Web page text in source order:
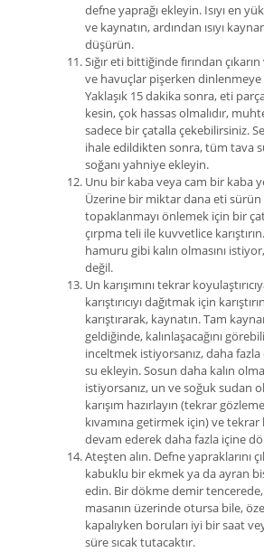
defne yaprağı ekleyin. Isıyı en
ve kaynatın, ardından ısıyı
düşürün.
Sığır eti bittiğinde fırından
ve havuçlar pişerken dinlenmeye
Yaklaşık 15 dakika sonra, eti
kesin, çok hassas olmalıdır,
sadece bir çatalla çekebilirsiniz.
ihale edildikten sonra, tüm tava
soğanı yahniye ekleyin.
Unu bir kaba veya cam bir kaba
Üzerine bir miktar dana eti sürün
topaklanmayı önlemek için bir
çırpma teli ile kuvvetlice
hamuru gibi kalın olmasını
değil.
Un karışımını tekrar
karıştırıcıyı dağıtmak için
karıştırarak, kaynatın. Tam
geldiğinde, kalınlaşacağını
inceltmek istiyorsanız, daha
su ekleyin. Sosun daha kalın
istiyorsanız, un ve soğuk sudan
karışım hazırlayın (tekrar
kıvamına getirmek için) ve
devam ederek daha fazla içine
Ateşten alın. Defne yapraklarını
kabuklu bir ekmek ya da ayran
edin. Bir dökme demir
masanın üzerinde otursa bile,
kapalıyken boruları iyi bir saat
süre sıcak tutacaktır.